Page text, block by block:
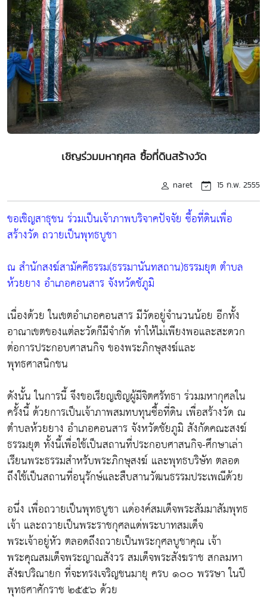
เชิญร่วมมหากุศล ซื้อที่ดินสร้างวัด
naret 15 ก.พ. 2555
ขอเชิญสาธุชน ร่วมเป็นเจ้าภาพบริจาคปัจจัย ซื้อที่ดินเพื่อ
สร้างวัด ถวายเป็นพุทธบูชา
ณ สำนักสงฆ์สามัคคีธรรม(ธรรมานันทสถาน)ธรรมยุต ตำบล
ห้วยยาง อำเภอคอนสาร จังหวัดชัภูมิ
เนื่องด้วย ในเขตอำเภอคอนสาร มีวัดอยู่จำนวนน้อย อีกทั้ง
อาณาเขตของแต่ละวัดก็มีจำกัด ทำให้ไม่เพียงพอและสะดวก
ต่อการประกอบศาสนกิจ ของพระภิกษุสงฆ์และ
พุทธศาสนิกชน
ดังนั้น ในการนี้ จึงขอเรียญเชิญผู้มีจิตศรัทธา ร่วมมหากุศลใน
ครั้งนี้ ด้วยการเป็นเจ้าภาพสมทบทุนซื้อที่ดิน เพื่อสร้างวัด ณ
ตำบลห้วยยาง อำเภอคอนสาร จังหวัดชัยภูมิ สังกัดคณะสงฆ์
ธรรมยุต ทั้งนี้เพื่อใช้เป็นสถานที่ประกอบศาสนกิจ-ศึกษาเล่า
เรียนพระธรรมสำหรับพระภิกษุสงฆ์ และพุทธบริษัท ตลอด
ถึงใช้เป็นสถานที่อนุรักษ์และสืบสานวัฒนธรรมประเพณีด้วย
อนึ่ง เพื่อถวายเป็นพุทธบูชา เเด่องค์สมเด็จพระสัมมาสัมพุทธ
เจ้า และถวายเป็นพระราชกุศลแด่พระบาทสมเด็จ
พระเจ้าอยู่หัว ตลอดถึงถวายเป็นพระกุศลบูชาคุณ เจ้า
พระคุณสมเด็จพระญาณสังวร สมเด็จพระสังฆราช สกลมหา
สังฆปริณายก ที่จะทรงเจริญชนมายุ ครบ ๑๐๐ พรรษา ในปี
พุทธศาศักราช ๒๕๕๖ ด้วย